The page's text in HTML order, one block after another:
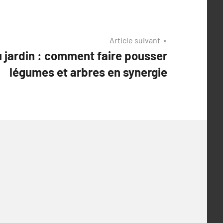
Article suivant
jardin : comment faire pousser
légumes et arbres en synergie